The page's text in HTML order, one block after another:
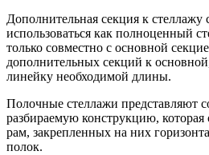
Дополнительная секция к
использоваться как полноценный
только совместно с основной
дополнительных секций к
линейку необходимой длины.
Полочные стеллажи представляют
разбираемую конструкцию, которая
рам, закрепленных на них
полок.